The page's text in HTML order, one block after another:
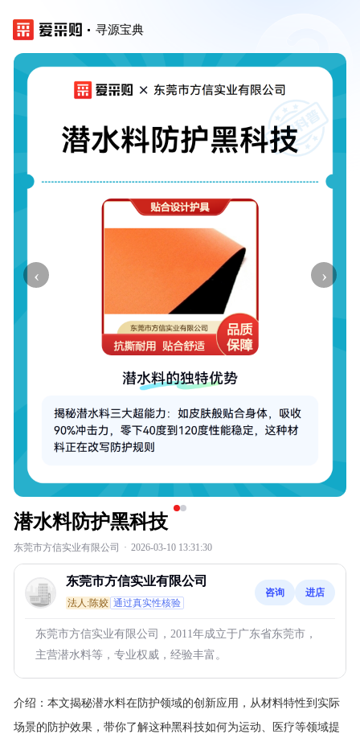
寻源宝典
‹ ›
潜水料防护黑科技
东莞市方信实业有限公司 · 2026-03-10 13:31:30
东莞市方信实业有限公司
法人:陈姣 通过真实性核验
咨询 进店
东莞市方信实业有限公司，2011年成立于广东省东莞市，
主营潜水料等，专业权威，经验丰富。
介绍： 本文揭秘潜水料在防护领域的创新应用，从材料特性到实际
场景的防护效果，带你了解这种黑科技如何为运动、医疗等领域提